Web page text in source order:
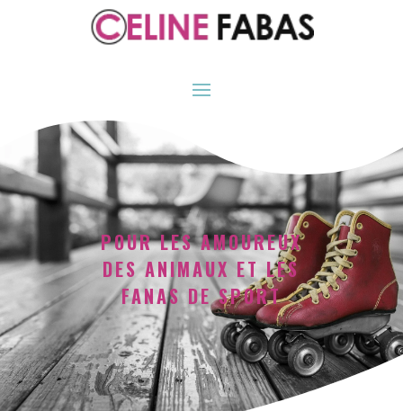
POUR LES AMOUREUX
DES ANIMAUX ET LES
FANAS DE SPORT